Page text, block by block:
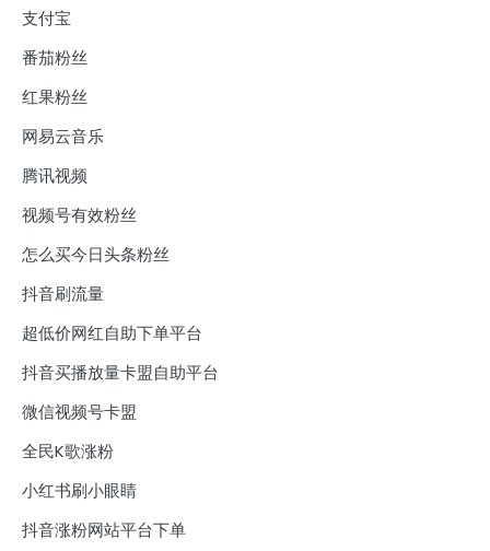
支付宝
番茄粉丝
红果粉丝
网易云音乐
腾讯视频
视频号有效粉丝
怎么买今日头条粉丝
抖音刷流量
超低价网红自助下单平台
抖音买播放量卡盟自助平台
微信视频号卡盟
全民K歌涨粉
小红书刷小眼睛
抖音涨粉网站平台下单